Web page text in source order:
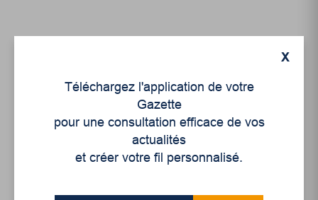
X
Téléchargez l'application de votre
Gazette
pour une consultation efficace de vos
actualités
et créer votre fil personnalisé.